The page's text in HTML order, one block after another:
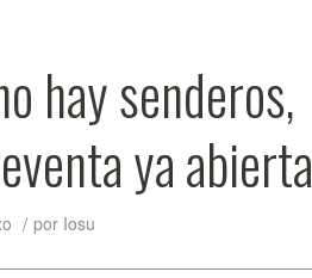
hay senderos,
ya abierta
/ por Iosu